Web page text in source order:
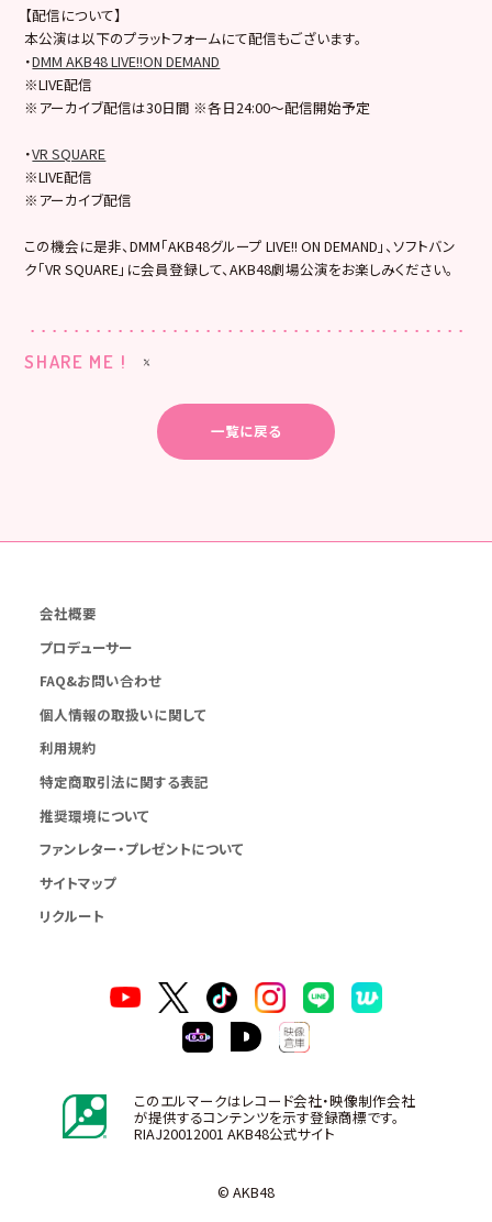
【配信について】
本公演は以下のプラットフォームにて配信もございます。
・DMM AKB48 LIVE!!ON DEMAND
※LIVE配信
※アーカイブ配信は30日間 ※各日24:00～配信開始予定
・VR SQUARE
※LIVE配信
※アーカイブ配信
この機会に是非、DMM「AKB48グループ LIVE!! ON DEMAND」、ソフトバン
ク「VR SQUARE」に会員登録して、AKB48劇場公演をお楽しみください。
SHARE ME !
一覧に戻る
会社概要
プロデューサー
FAQ&お問い合わせ
個人情報の取扱いに関して
利用規約
特定商取引法に関する表記
推奨環境について
ファンレター・プレゼントについて
サイトマップ
リクルート
このエルマークはレコード会社・映像制作会社
が提供するコンテンツを示す登録商標です。
RIAJ20012001 AKB48公式サイト
© AKB48